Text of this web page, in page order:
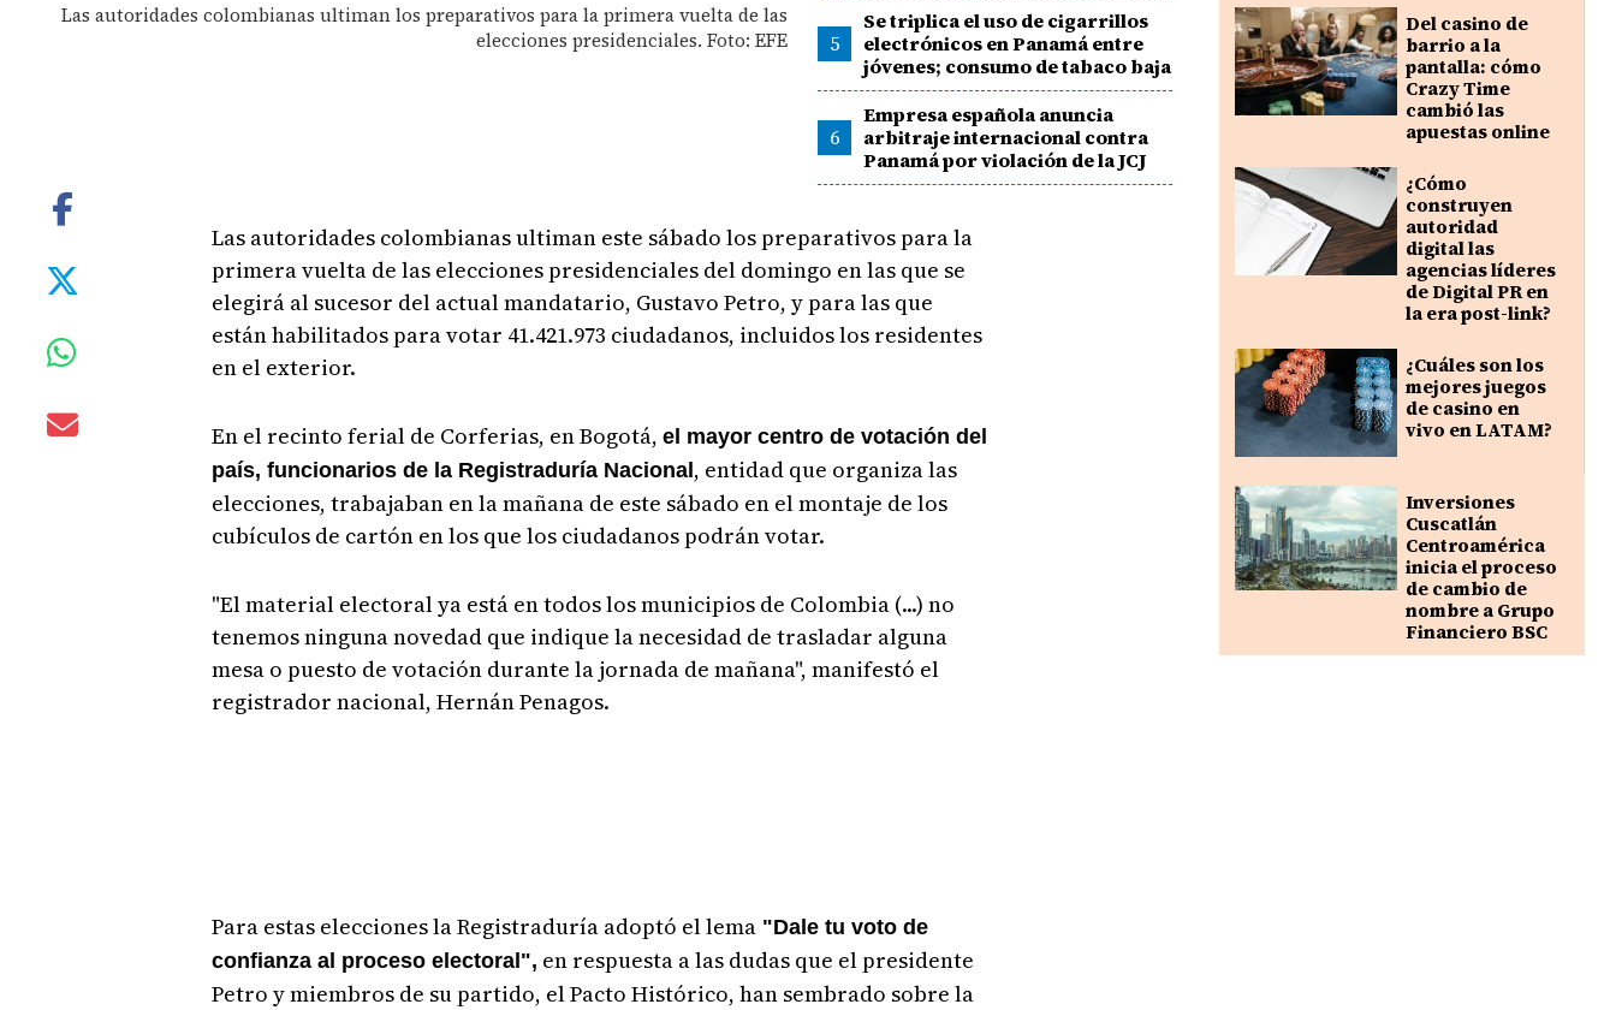
Las autoridades colombianas ultiman los preparativos para la primera vuelta de las
elecciones presidenciales. Foto: EFE
5
Se triplica el uso de cigarrillos
electrónicos en Panamá entre
jóvenes; consumo de tabaco baja
6
Empresa española anuncia
arbitraje internacional contra
Panamá por violación de la JCJ
Las autoridades colombianas ultiman este sábado los preparativos para la
primera vuelta de las elecciones presidenciales del domingo en las que se
elegirá al sucesor del actual mandatario, Gustavo Petro, y para las que
están habilitados para votar 41.421.973 ciudadanos, incluidos los residentes
en el exterior.
En el recinto ferial de Corferias, en Bogotá, el mayor centro de votación del
país, funcionarios de la Registraduría Nacional , entidad que organiza las
elecciones, trabajaban en la mañana de este sábado en el montaje de los
cubículos de cartón en los que los ciudadanos podrán votar.
"El material electoral ya está en todos los municipios de Colombia (...) no
tenemos ninguna novedad que indique la necesidad de trasladar alguna
mesa o puesto de votación durante la jornada de mañana", manifestó el
registrador nacional, Hernán Penagos.
Para estas elecciones la Registraduría adoptó el lema"Dale tu voto de
confianza al proceso electoral", en respuesta a las dudas que el presidente
Petro y miembros de su partido, el Pacto Histórico, han sembrado sobre la
Del casino de
barrio a la
pantalla: cómo
Crazy Time
cambió las
apuestas online
¿Cómo
construyen
autoridad
digital las
agencias líderes
de Digital PR en
la era post-link?
¿Cuáles son los
mejores juegos
de casino en
vivo en LATAM?
Inversiones
Cuscatlán
Centroamérica
inicia el proceso
de cambio de
nombre a Grupo
Financiero BSC